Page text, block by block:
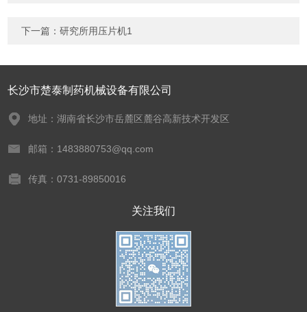
下一篇：研究所用压片机1
长沙市楚泰制药机械设备有限公司
地址：湖南省长沙市岳麓区麓谷高新技术开发区
邮箱：1483880753@qq.com
传真：0731-89850016
关注我们